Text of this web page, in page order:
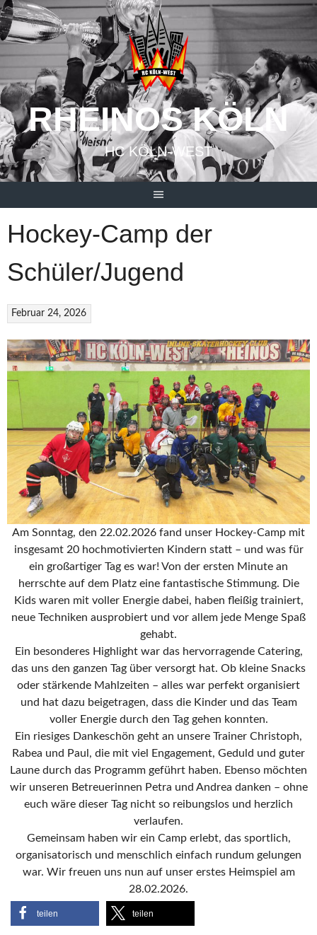
Springe
zum
Inhalt
RHEINOS KÖLN
HC KÖLN-WEST
Hockey-Camp der
Schüler/Jugend
Februar 24, 2026
Am Sonntag, den 22.02.2026 fand unser Hockey-Camp mit
insgesamt 20 hochmotivierten Kindern statt – und was für
ein großartiger Tag es war! Von der ersten Minute an
herrschte auf dem Platz eine fantastische Stimmung. Die
Kids waren mit voller Energie dabei, haben fleißig trainiert,
neue Techniken ausprobiert und vor allem jede Menge Spaß
gehabt.
Ein besonderes Highlight war das hervorragende Catering,
das uns den ganzen Tag über versorgt hat. Ob kleine Snacks
oder stärkende Mahlzeiten – alles war perfekt organisiert
und hat dazu beigetragen, dass die Kinder und das Team
voller Energie durch den Tag gehen konnten.
Ein riesiges Dankeschön geht an unsere Trainer Christoph,
Rabea und Paul, die mit viel Engagement, Geduld und guter
Laune durch das Programm geführt haben. Ebenso möchten
wir unseren Betreuerinnen Petra und Andrea danken – ohne
euch wäre dieser Tag nicht so reibungslos und herzlich
verlaufen.
Gemeinsam haben wir ein Camp erlebt, das sportlich,
organisatorisch und menschlich einfach rundum gelungen
war. Wir freuen uns nun auf unser erstes Heimspiel am
28.02.2026.
teilen teilen